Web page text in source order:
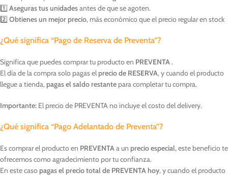
1️⃣ Aseguras tus unidadesantes de que se agoten.
2️⃣ Obtienes un mejor precio, más económico que el precio regular en stock
¿Qué significa “Pago de Reserva de Preventa”?
Significa que puedes comprar tu producto en PREVENTA.
El día de la compra solo pagas elprecio de RESERVA, y cuando el producto
llegue a tienda,pagas el saldo restante para completar tu compra.
Importante: El precio de PREVENTA no incluye el costo del delivery.
¿Qué significa “Pago Adelantado de Preventa”?
Es comprar el producto en PREVENTAa un precio especial,este beneficio te
ofrecemos como agradecimiento por tu confianza.
En este casopagas el precio total de PREVENTA hoy, y cuando el producto